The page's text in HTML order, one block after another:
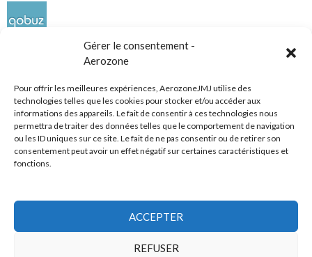
Gérer le consentement -
Aerozone
Pour offrir les meilleures expériences, AerozoneJMJ utilise des
technologies telles que les cookies pour stocker et/ou accéder aux
informations des appareils. Le fait de consentir à ces technologies nous
permettra de traiter des données telles que le comportement de navigation
ou les ID uniques sur ce site. Le fait de ne pas consentir ou de retirer son
consentement peut avoir un effet négatif sur certaines caractéristiques et
fonctions.
ACCEPTER
REFUSER
Réseaux sociaux